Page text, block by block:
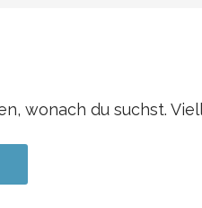
wonach du suchst.